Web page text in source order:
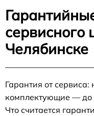
сервисного
Челябинске
Гарантия от
комплектующие — до
Что считается